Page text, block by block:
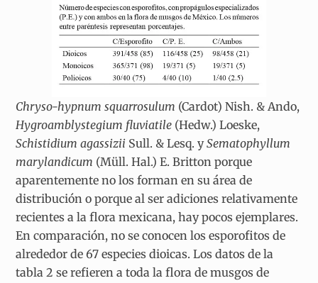
Chryso-hypnum squarrosulum (Cardot) Nish. & Ando,
Hygroamblystegium fluviatile (Hedw.) Loeske,
Schistidium agassizii Sull. & Lesq. ySematophyllum
marylandicum (Müll. Hal.) E. Britton porque
aparentemente no los forman en su área de
distribución o porque al ser adiciones relativamente
recientes a la flora mexicana, hay pocos ejemplares.
En comparación, no se conocen los esporofitos de
alrededor de 67 especies dioicas. Los datos de la
tabla 2 se refieren a toda la flora de musgos de